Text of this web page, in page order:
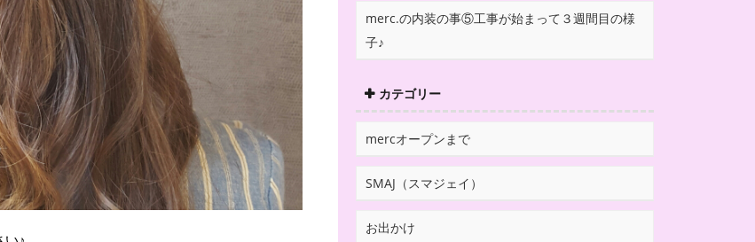
merc.の内装の事⑤工事が始まって３週間目の様
子♪
カテゴリー
mercオープンまで
SMAJ（スマジェイ）
お出かけ